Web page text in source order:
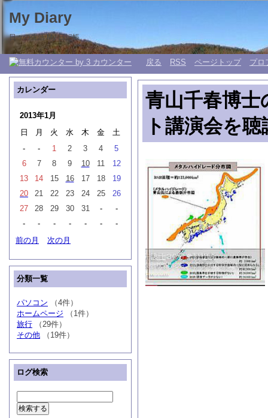
My Diary
日々の生活 My 日記帳。
戻る RSS ページトップ プロ
青山千春博
ト講演会を聴
カレンダー
2013年1月
日
月 火 水 木 金
土
-
- 1 2 3 4
5
6
7 8 9 10 11
12
13
14 15 16 17 18
19
20
21 22 23 24 25
26
27
28 29 30 31 -
-
-
- - - - -
-
前の月
次の月
分類一覧
パソコン （4件）
ホームページ （1件）
旅行 （29件）
その他 （19件）
ログ検索